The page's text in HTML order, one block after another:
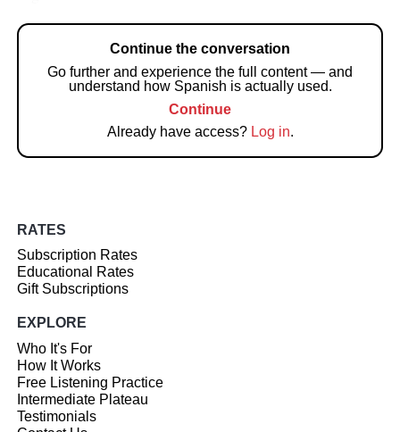
Continue the conversation
Go further and experience the full content — and
understand how Spanish is actually used.
Continue
Already have access? Log in.
RATES
Subscription Rates
Educational Rates
Gift Subscriptions
EXPLORE
Who It's For
How It Works
Free Listening Practice
Intermediate Plateau
Testimonials